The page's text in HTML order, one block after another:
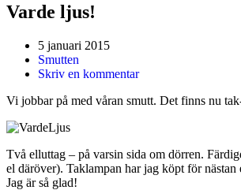
Varde ljus!
5 januari 2015
Smutten
Skriv en kommentar
Vi jobbar på med våran smutt. Det finns nu
Två elluttag – på varsin sida om dörren.
el däröver). Taklampan har jag köpt för
Jag är så glad!